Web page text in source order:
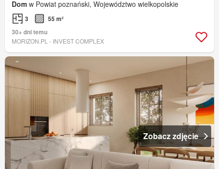
Dom w Powiat poznański, Województwo wielkopolskie
3
55 m²
30+ dni temu
MORIZON.PL - INVEST COMPLEX
Zobacz zdjęcie